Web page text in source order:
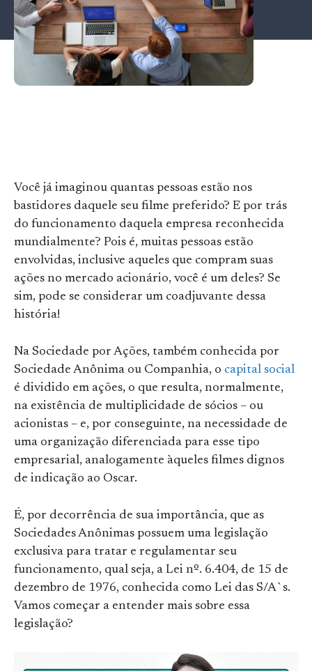
Você já imaginou quantas pessoas estão nos
bastidores daquele seu filme preferido? E por trás
do funcionamento daquela empresa reconhecida
mundialmente? Pois é, muitas pessoas estão
envolvidas, inclusive aqueles que compram suas
ações no mercado acionário, você é um deles? Se
sim, pode se considerar um coadjuvante dessa
história!
Na Sociedade por Ações, também conhecida por
Sociedade Anônima ou Companhia, o capital social
é dividido em ações, o que resulta, normalmente,
na existência de multiplicidade de sócios – ou
acionistas – e, por conseguinte, na necessidade de
uma organização diferenciada para esse tipo
empresarial, analogamente àqueles filmes dignos
de indicação ao Oscar.
É, por decorrência de sua importância, que as
Sociedades Anônimas possuem uma legislação
exclusiva para tratar e regulamentar seu
funcionamento, qual seja, a Lei nº. 6.404, de 15 de
dezembro de 1976, conhecida como Lei das S/A`s.
Vamos começar a entender mais sobre essa
legislação?